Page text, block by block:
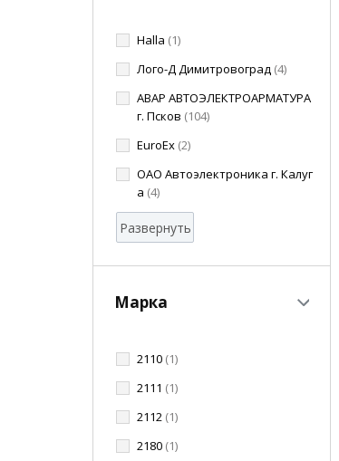
Halla (1)
Лого-Д Димитровоград (4)
АВАР АВТОЭЛЕКТРОАРМАТУРА
г. Псков (104)
EuroEx (2)
ОАО Автоэлектроника г. Калуг
а (4)
Развернуть
Марка
2110 (1)
2111 (1)
2112 (1)
2180 (1)